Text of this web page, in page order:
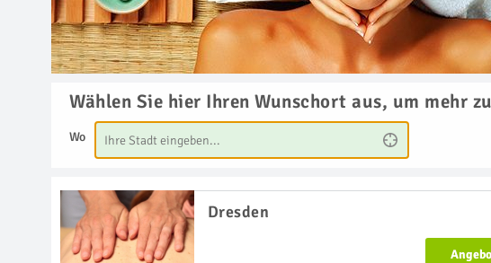
Wählen Sie hier Ihren Wunschort aus, um mehr
Wo
Dresden